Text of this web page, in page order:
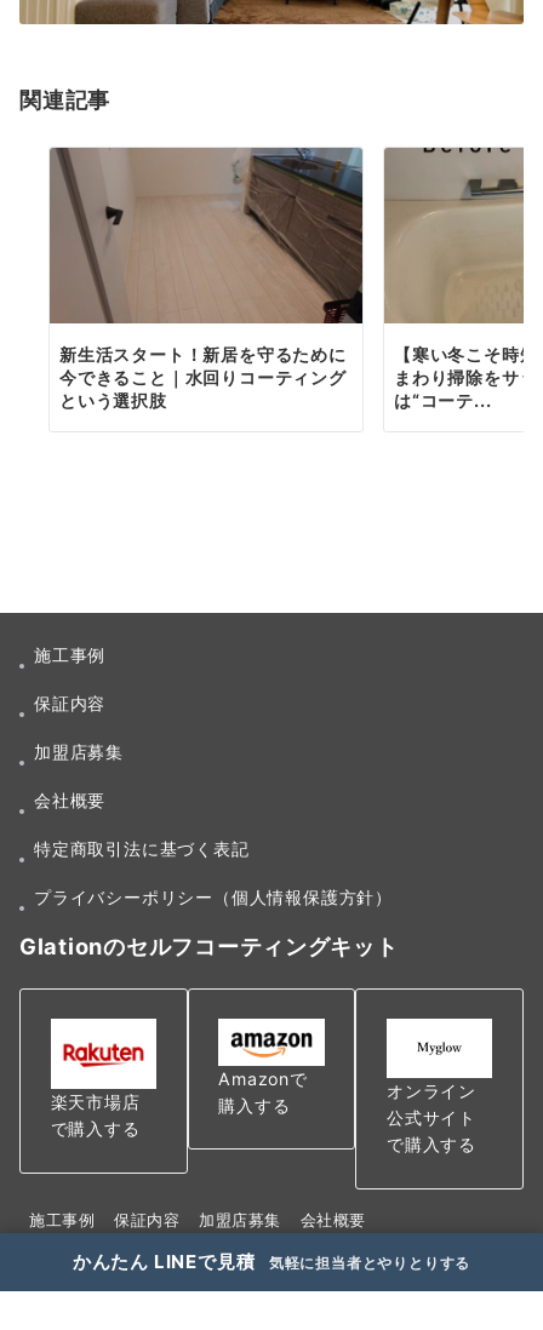
関連記事
新生活スタート！新居を守るために
今できること｜水回りコーティング
という選択肢
【寒い冬こそ時
まわり掃除をサ
は“コーテ...
施工事例
保証内容
加盟店募集
会社概要
特定商取引法に基づく表記
プライバシーポリシー（個人情報保護方針）
Glationのセルフコーティングキット
楽天市場店
で購入する
Amazonで
購入する
オンライン
公式サイト
で購入する
施工事例 保証内容 加盟店募集
会社概要
特定商取引法に基づく表記
プライバシーポリシー（個人情報保護方針）
かんたん LINEで見積 気軽に担当者とやりとりする